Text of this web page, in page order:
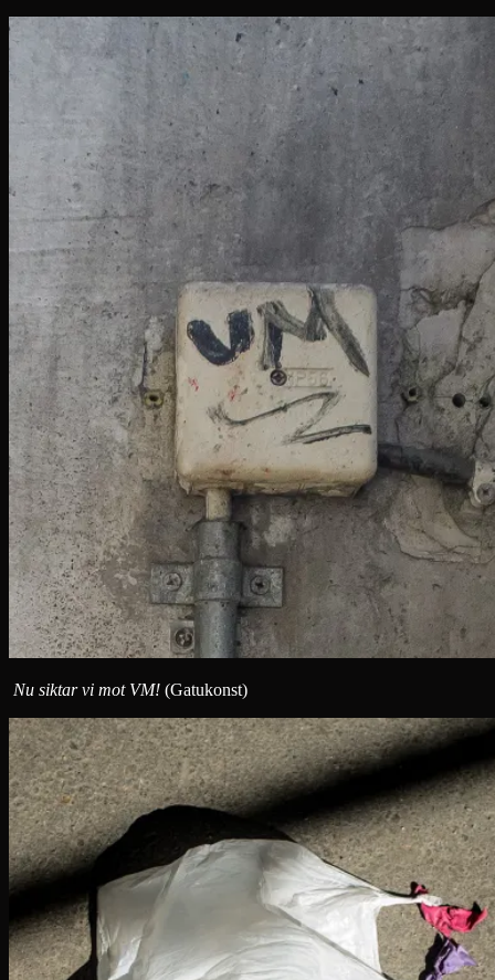
Nu siktar vi mot VM! (Gatukonst)